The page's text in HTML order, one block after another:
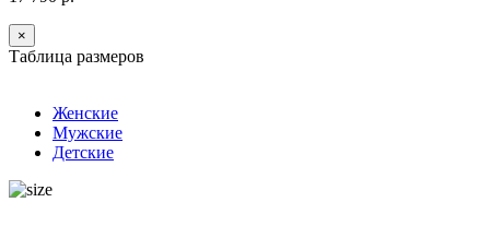
×
Таблица размеров
Женские
Мужские
Детские